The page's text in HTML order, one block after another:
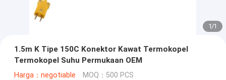
1/1
1.5m K Tipe 150C Konektor Kawat Termokopel
Termokopel Suhu Permukaan OEM
Harga：negotiable MOQ：500 PCS